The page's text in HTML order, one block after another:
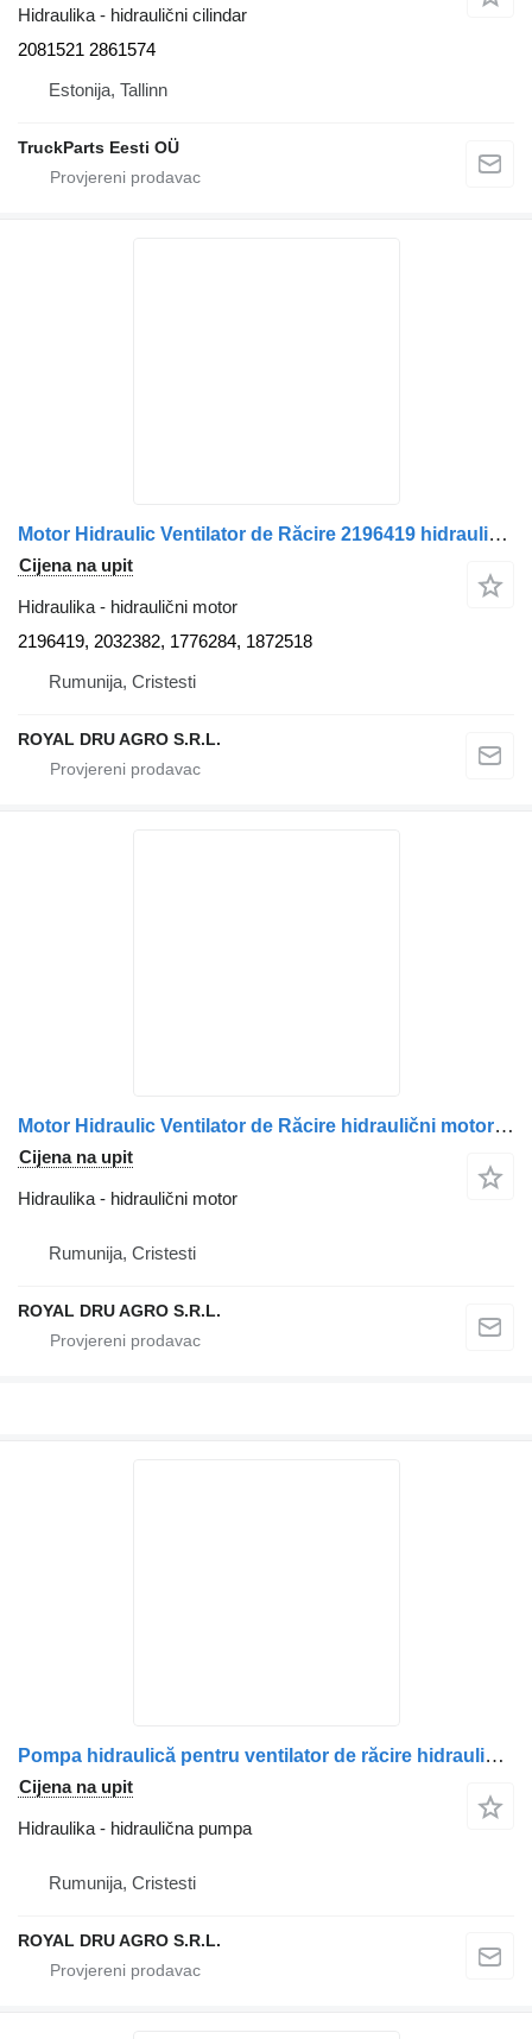
Hidraulika - hidraulični cilindar
2081521 2861574
Estonija, Tallinn
TruckParts Eesti OÜ
Motor Hidraulic Ventilator de Răcire 2196419 hidraulični motor za Scania 2196419 2032382 1776284 1872518 kamiona
Cijena na upit
Hidraulika - hidraulični motor
2196419, 2032382, 1776284, 1872518
Rumunija, Cristesti
ROYAL DRU AGRO S.R.L.
Motor Hidraulic Ventilator de Răcire hidraulični motor za Scania 470937 1764450 kamiona
Cijena na upit
Hidraulika - hidraulični motor
Rumunija, Cristesti
ROYAL DRU AGRO S.R.L.
Pompa hidraulică pentru ventilator de răcire hidraulična pumpa za Scania (coduri: 1496939, 1395780, 1111885) kamiona
Cijena na upit
Hidraulika - hidraulična pumpa
Rumunija, Cristesti
ROYAL DRU AGRO S.R.L.